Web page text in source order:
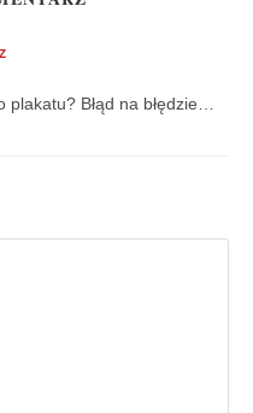
plakatu? Błąd na błędzie…